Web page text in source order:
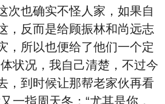
次也确实不怪人家，如果自
，反而是给顾振林和尚远志
，所以也便给了他们一个定
状况，我自己清楚，不过今
，到时候让那帮老家伙再看
一指周天冬：“尤其是你，